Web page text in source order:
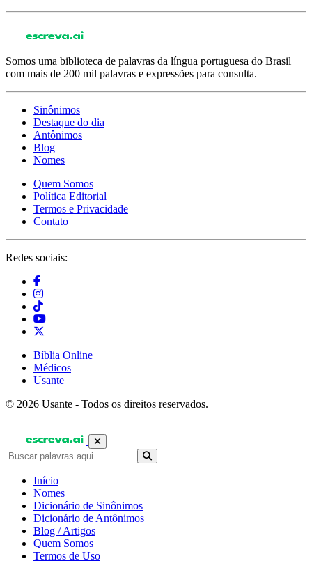
Somos uma biblioteca de palavras da língua portuguesa do Brasil
com mais de 200 mil palavras e expressões para consulta.
Sinônimos
Destaque do dia
Antônimos
Blog
Nomes
Quem Somos
Política Editorial
Termos e Privacidade
Contato
Redes sociais:
Bíblia Online
Médicos
Usante
© 2026 Usante - Todos os direitos reservados.
Início
Nomes
Dicionário de Sinônimos
Dicionário de Antônimos
Blog / Artigos
Quem Somos
Termos de Uso